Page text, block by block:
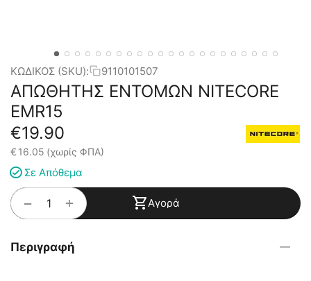
ΚΩΔΙΚΟΣ (SKU): 9110101507
ΑΠΩΘΗΤΗΣ ΕΝΤΟΜΩΝ NITECORE
EMR15
€19.90
€16.05 (χωρίς ΦΠΑ)
Σε Απόθεμα
+
− Αγορά
Περιγραφή